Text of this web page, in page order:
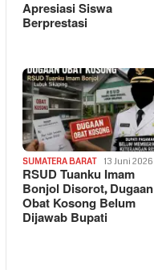
Apresiasi Siswa
Berprestasi
SUMATERA BARAT 13 Juni 2026
RSUD Tuanku Imam
Bonjol Disorot, Dugaan
Obat Kosong Belum
Dijawab Bupati